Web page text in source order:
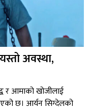
अवस्था,
र आमाको खोजीलाई
छ। आर्यन सिग्देलको